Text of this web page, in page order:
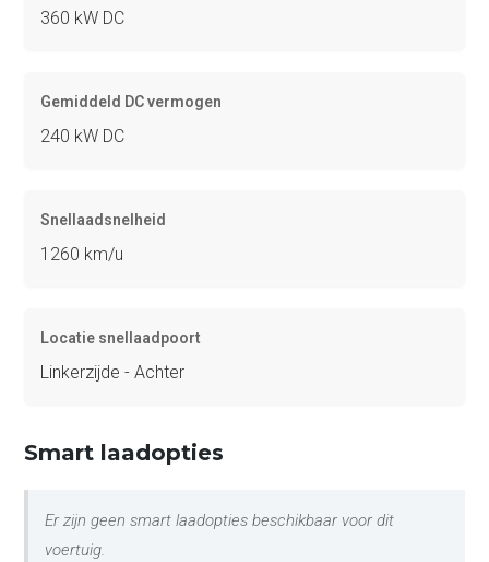
360 kW DC
Gemiddeld DC vermogen
240 kW DC
Snellaadsnelheid
1260 km/u
Locatie snellaadpoort
Linkerzijde - Achter
Smart laadopties
Er zijn geen smart laadopties beschikbaar voor dit
voertuig.